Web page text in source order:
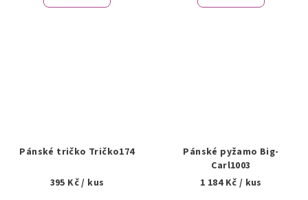
Pánské tričko Tričko174
395 Kč/ kus
Pánské pyžamo Big-
Carl1003
1 184 Kč / kus